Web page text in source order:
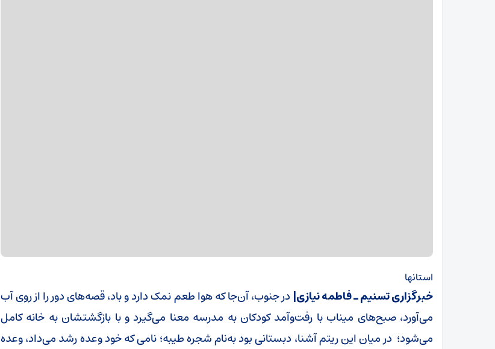
استانها
خبرگزاری تسنیم ـ فاطمه نیازی| در جنوب، آن‌جا که هوا طعم نمک دارد و باد، قصه‌های دور را از روی آب
می‌آورد، صبح‌های میناب با رفت‌وآمد کودکان به مدرسه معنا می‌گیرد و با بازگشتشان به خانه کامل
می‌شود؛ در میان این ریتم آشنا، دبستانی بود به‌نام شجره طیبه؛ نامی که خود وعده‌ رشد می‌داد، وعده‌